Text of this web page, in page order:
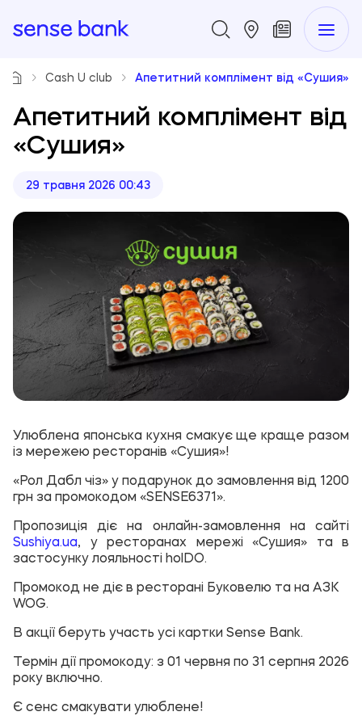
Cash U club Апетитний комплімент від «Сушия»
Апетитний комплімент від
«Сушия»
29 травня 2026 00:43
Улюблена японська кухня смакує ще краще разом
із мережею ресторанів «Сушия»!
«Рол Дабл чіз» у подарунок до замовлення від 1200
грн за промокодом «SENSE6371».
Пропозиція діє на онлайн-замовлення на сайті
Sushiya.ua, у ресторанах мережі «Сушия» та в
застосунку лояльності holDO.
Промокод не діє в ресторані Буковелю та на АЗК
WOG.
В акції беруть участь усі картки Sense Bank.
Термін дії промокоду: з 01 червня по 31 серпня 2026
року включно.
Є сенс смакувати улюблене!